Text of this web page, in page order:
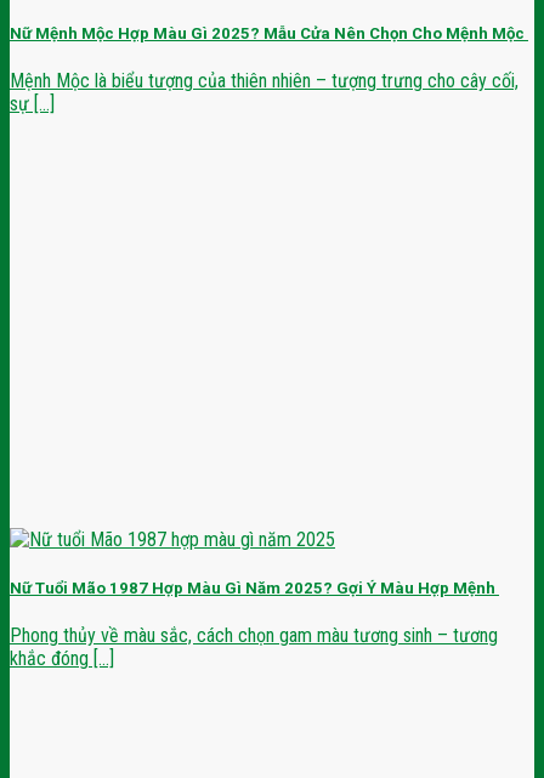
Nữ Mệnh Mộc Hợp Màu Gì 2025? Mẫu Cửa Nên Chọn Cho Mệnh Mộc
Mệnh Mộc là biểu tượng của thiên nhiên – tượng trưng cho cây cối,
sự [...]
Nữ Tuổi Mão 1987 Hợp Màu Gì Năm 2025? Gợi Ý Màu Hợp Mệnh
Phong thủy về màu sắc, cách chọn gam màu tương sinh – tương
khắc đóng [...]